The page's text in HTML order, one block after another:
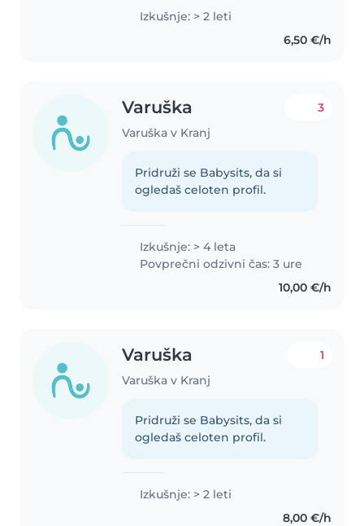
športom. Imam izkušnje z
čuvanjem 2 nečakov ter
nečakinje. Sam imam ADHD,
Izkušnje: > 2 leti
6,50 €/h
Varuška
Varuška v Kranj
3
Pridruži se Babysits, da si
ogledaš celoten profil.
Izkušnje: > 4 leta
Povprečni odzivni čas: 3 ure
10,00 €/h
Varuška
Varuška v Kranj
1
Pridruži se Babysits, da si
ogledaš celoten profil.
Izkušnje: > 2 leti
8,00 €/h